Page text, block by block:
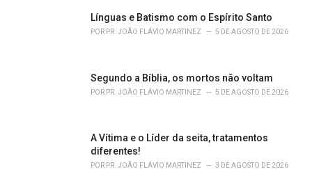
Línguas e Batismo com o Espírito Santo
POR PR. JOÃO FLÁVIO MARTINEZ 5 DE AGOSTO DE 2026
Segundo a Bíblia, os mortos não voltam
POR PR. JOÃO FLÁVIO MARTINEZ 5 DE AGOSTO DE 2026
A Vítima e o Líder da seita, tratamentos
diferentes!
POR PR. JOÃO FLÁVIO MARTINEZ 3 DE AGOSTO DE 2026